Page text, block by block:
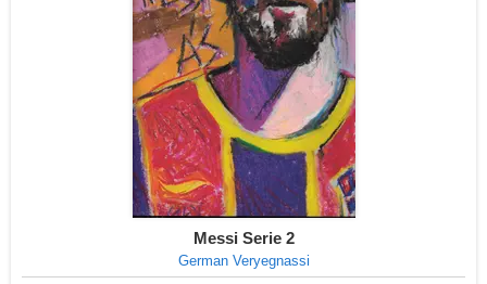
Messi Serie 2
German Veryegnassi